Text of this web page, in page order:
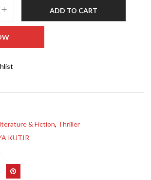
ADD TO CART
& Fiction, Thriller
KUTIR